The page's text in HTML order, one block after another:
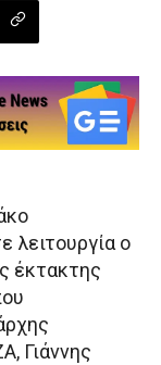
λειτουργία ο
έκτακτης
Γιάννης